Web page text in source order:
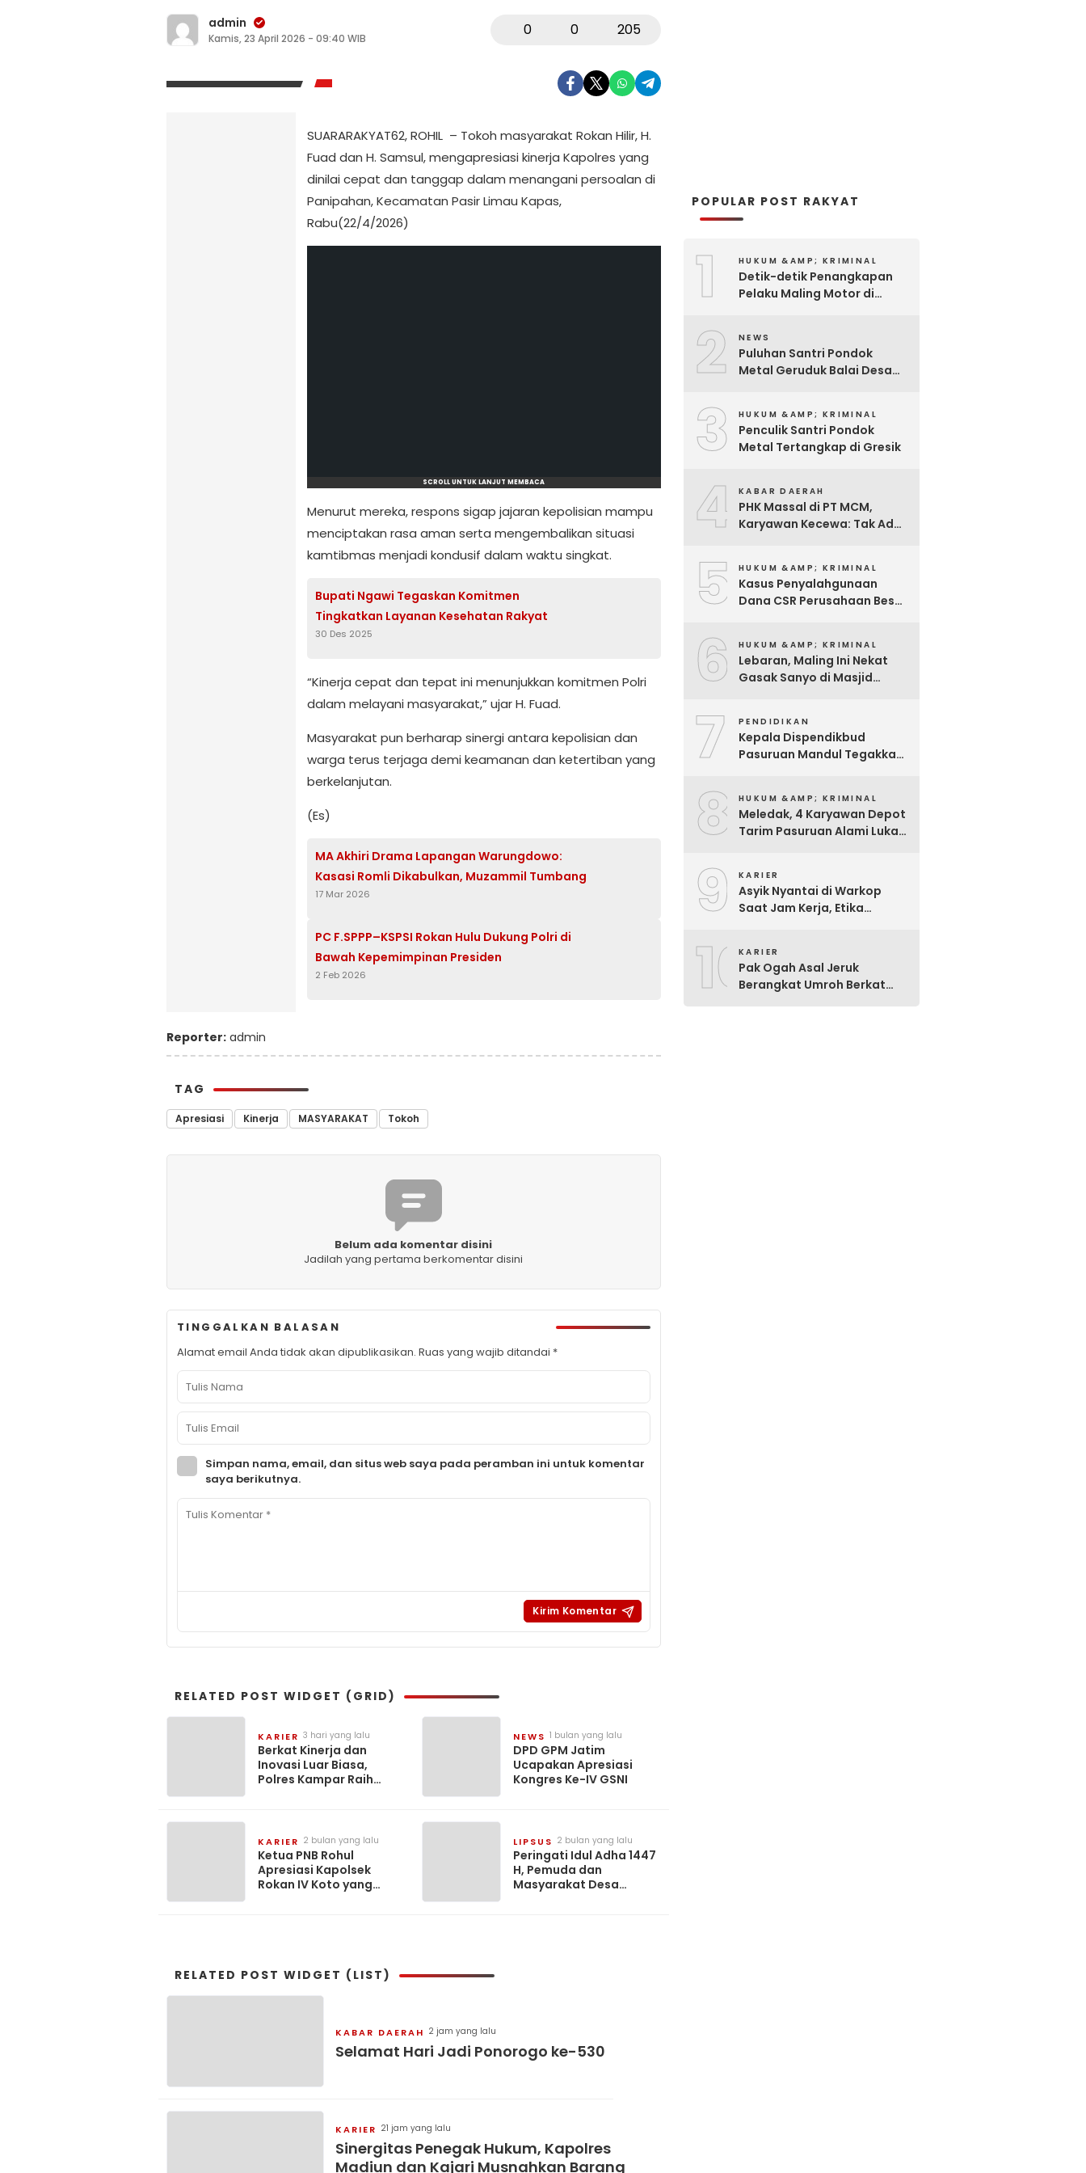
admin
Kamis, 23 April 2026 - 09:40 WIB 0 0 205
SUARARAKYAT62, ROHIL – Tokoh masyarakat Rokan Hilir, H.
Fuad dan H. Samsul, mengapresiasi kinerja Kapolres yang
dinilai cepat dan tanggap dalam menangani persoalan di
Panipahan, Kecamatan Pasir Limau Kapas,
Rabu(22/4/2026)
SCROLL UNTUK LANJUT MEMBACA
Menurut mereka, respons sigap jajaran kepolisian mampu
menciptakan rasa aman serta mengembalikan situasi
kamtibmas menjadi kondusif dalam waktu singkat.
Bupati Ngawi Tegaskan Komitmen
Tingkatkan Layanan Kesehatan Rakyat
30 Des 2025
“Kinerja cepat dan tepat ini menunjukkan komitmen Polri
dalam melayani masyarakat,” ujar H. Fuad.
Masyarakat pun berharap sinergi antara kepolisian dan
warga terus terjaga demi keamanan dan ketertiban yang
berkelanjutan.
(Es)
MA Akhiri Drama Lapangan Warungdowo:
Kasasi Romli Dikabulkan, Muzammil Tumbang
17 Mar 2026
PC F.SPPP–KSPSI Rokan Hulu Dukung Polri di
Bawah Kepemimpinan Presiden
2 Feb 2026
Reporter: admin
TAG
Apresiasi Kinerja MASYARAKAT Tokoh
Belum ada komentar disini
Jadilah yang pertama berkomentar disini
TINGGALKAN BALASAN
Alamat email Anda tidak akan dipublikasikan. Ruas yang wajib ditandai *
Simpan nama, email, dan situs web saya pada peramban ini untuk komentar
saya berikutnya.
RELATED POST WIDGET (GRID)
KARIER 3 hari yang lalu
Berkat Kinerja dan
Inovasi Luar Biasa,
Polres Kampar Raih
NEWS 1 bulan yang lalu
DPD GPM Jatim
Ucapakan Apresiasi
Kongres Ke-IV GSNI
KARIER 2 bulan yang lalu
Ketua PNB Rohul
Apresiasi Kapolsek
Rokan IV Koto yang
LIPSUS 2 bulan yang lalu
Peringati Idul Adha 1447
H, Pemuda dan
Masyarakat Desa
RELATED POST WIDGET (LIST)
KABAR DAERAH 2 jam yang lalu
Selamat Hari Jadi Ponorogo ke-530
KARIER 21 jam yang lalu
Sinergitas Penegak Hukum, Kapolres
Madiun dan Kajari Musnahkan Barang
POPULAR POST RAKYAT
1 HUKUM &AMP; KRIMINAL
Detik-detik Penangkapan
Pelaku Maling Motor di
2 NEWS
Puluhan Santri Pondok
Metal Geruduk Balai Desa
3 HUKUM &AMP; KRIMINAL
Penculik Santri Pondok
Metal Tertangkap di Gresik
4 KABAR DAERAH
PHK Massal di PT MCM,
Karyawan Kecewa: Tak Ada
5 HUKUM &AMP; KRIMINAL
Kasus Penyalahgunaan
Dana CSR Perusahaan Besar
6 HUKUM &AMP; KRIMINAL
Lebaran, Maling Ini Nekat
Gasak Sanyo di Masjid
7 PENDIDIKAN
Kepala Dispendikbud
Pasuruan Mandul Tegakkan
8 HUKUM &AMP; KRIMINAL
Meledak, 4 Karyawan Depot
Tarim Pasuruan Alami Luka
9 KARIER
Asyik Nyantai di Warkop
Saat Jam Kerja, Etika
10KARIER
Pak Ogah Asal Jeruk
Berangkat Umroh Berkat